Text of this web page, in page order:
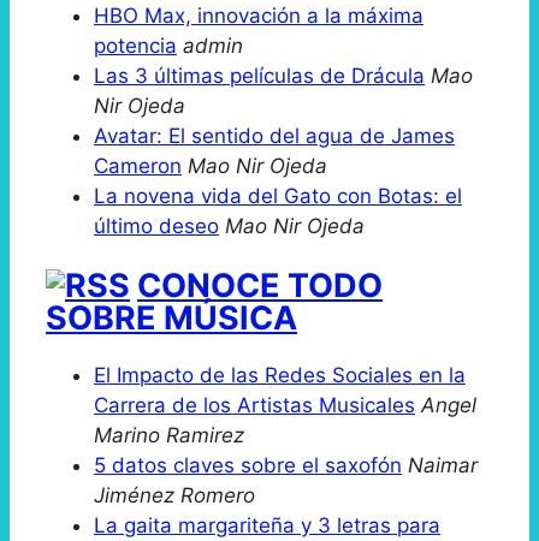
HBO Max, innovación a la máxima
potencia admin
Las 3 últimas películas de Drácula Mao
Nir Ojeda
Avatar: El sentido del agua de James
Cameron Mao Nir Ojeda
La novena vida del Gato con Botas: el
último deseo Mao Nir Ojeda
CONOCE TODO
SOBRE MÚSICA
El Impacto de las Redes Sociales en la
Carrera de los Artistas Musicales Angel
Marino Ramirez
5 datos claves sobre el saxofón Naimar
Jiménez Romero
La gaita margariteña y 3 letras para